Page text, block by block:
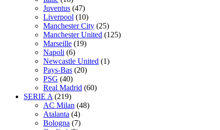
Juventus (47)
Liverpool (10)
Manchester City (25)
Manchester United (125)
Marseille (19)
Napoli (6)
Newcastle United (1)
Pays-Bas (20)
PSG (40)
Real Madrid (60)
SERIE A (219)
AC Milan (48)
Atalanta (4)
Bologna (7)